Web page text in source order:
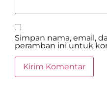
Simpan nama, email,
peramban ini untuk